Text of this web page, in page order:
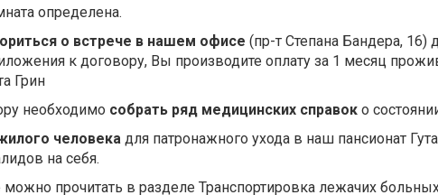
определена.
о встрече в нашем офисе (пр-т Степана Бандера, 16)
к договору, Вы производите оплату за 1 месяц
Грин
необходимо собрать ряд медицинских справок о
человека для патронажного ухода в наш пансионат
на себя.
прочитать в разделе Транспортировка лежачих